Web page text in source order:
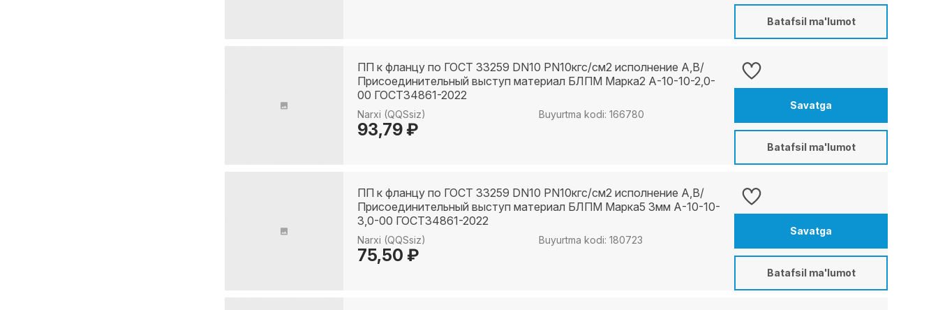
Batafsil ma'lumot
ПП к фланцу по ГОСТ 33259 DN10 PN10кгс/см2 исполнение A,B/
Присоединительный выступ материал БЛПМ Марка2 А-10-10-2,0-
00 ГОСТ34861-2022
Narxi (QQSsiz)
93,79 ₽
Buyurtma kodi: 166780
Savatga
Batafsil ma'lumot
ПП к фланцу по ГОСТ 33259 DN10 PN10кгс/см2 исполнение A,B/
Присоединительный выступ материал БЛПМ Марка5 3мм А-10-10-
3,0-00 ГОСТ34861-2022
Narxi (QQSsiz)
75,50 ₽
Buyurtma kodi: 180723
Savatga
Batafsil ma'lumot